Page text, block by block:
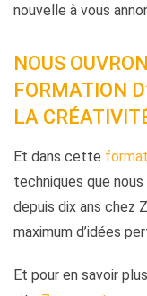
nouvelle à vous
NOUS
FORMATION
LA
Et dans cette
techniques que
depuis dix ans chez
maximum d’idées
Et pour en savoir